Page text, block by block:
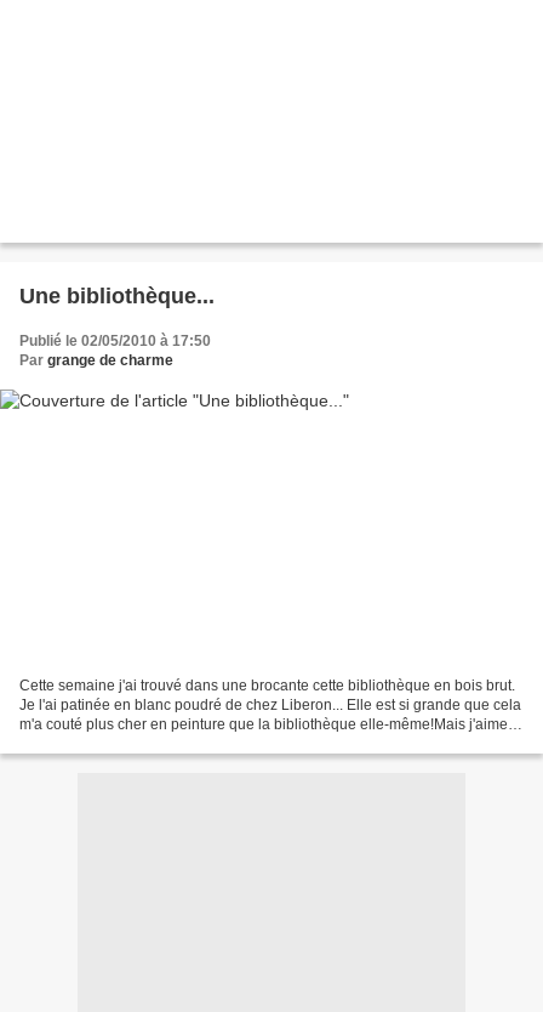
Une bibliothèque...
Publié le 02/05/2010 à 17:50
Par grange de charme
Cette semaine j'ai trouvé dans une brocante cette bibliothèque en bois brut.
Je l'ai patinée en blanc poudré de chez Liberon... Elle est si grande que cela
m'a couté plus cher en peinture que la bibliothèque elle-même!Mais j'aime